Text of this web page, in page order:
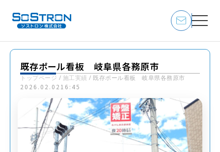
既存ポール看板 岐阜県各務原市
トップページ / 施工実績 / 既存ポール看板 岐阜県各務原市
2026.02.02 16:45